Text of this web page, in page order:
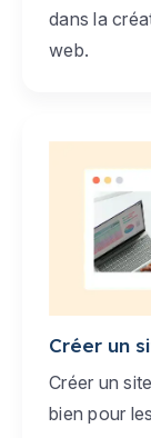
dans la
web.
Créer un
Créer un
bien pour